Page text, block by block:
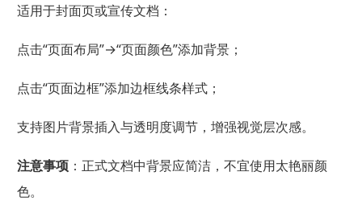
适用于封面页或宣传文档：
点击“页面布局”→“页面颜色”添加背景；
点击“页面边框”添加边框线条样式；
支持图片背景插入与透明度调节，增强视觉层次感。
注意事项：正式文档中背景应简洁，不宜使用太艳丽颜
色。